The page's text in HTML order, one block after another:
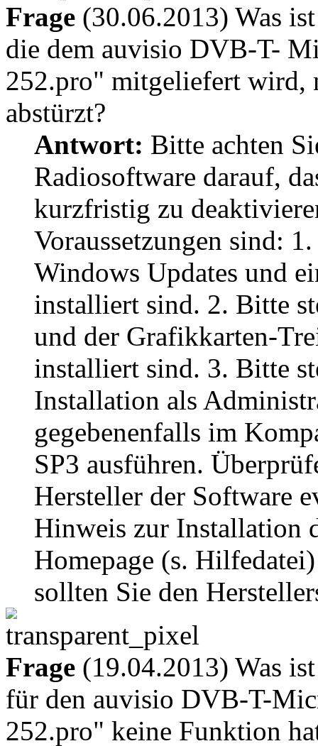
Frage (30.06.2013) Was
die dem auvisio DVB-T-
252.pro" mitgeliefert wird,
abstürzt?
Antwort: Bitte achten
Radiosoftware darauf,
kurzfristig zu
Voraussetzungen sind:
Windows Updates und
installiert sind. 2. Bitte
und der Grafikkarten-
installiert sind. 3. Bitte
Installation als
gegebenenfalls im
SP3 ausführen.
Hersteller der Software
Hinweis zur Installation
Homepage (s.
sollten Sie den
Frage (19.04.2013) Was
für den auvisio DVB-T-
252.pro" keine Funktion